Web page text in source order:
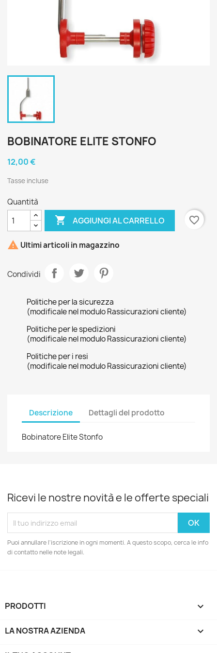
BOBINATORE ELITE STONFO
12,00 €
Tasse incluse
Quantità
 AGGIUNGI AL CARRELLO favorite_border
 Ultimi articoli in magazzino
Condividi
Politiche per la sicurezza
(modificale nel modulo Rassicurazioni cliente)
Politiche per le spedizioni
(modificale nel modulo Rassicurazioni cliente)
Politiche per i resi
(modificale nel modulo Rassicurazioni cliente)
Descrizione Dettagli del prodotto
Bobinatore Elite Stonfo
Ricevi le nostre novità e le offerte speciali
Puoi annullare l'iscrizione in ogni momenti. A questo scopo, cerca le info
di contatto nelle note legali.
PRODOTTI 
LA NOSTRA AZIENDA 